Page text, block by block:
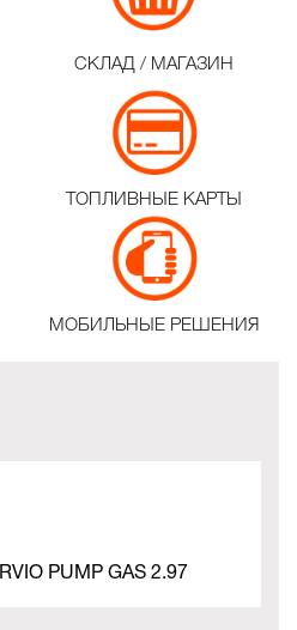
СКЛАД / МАГАЗИН
ТОПЛИВНЫЕ КАРТЫ
МОБИЛЬНЫЕ РЕШЕНИЯ
PUMP GAS 2.97